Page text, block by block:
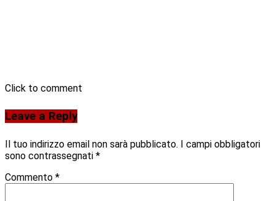
Click to comment
Leave a Reply
Il tuo indirizzo email non sarà pubblicato. I campi obbligatori
sono contrassegnati *
Commento *